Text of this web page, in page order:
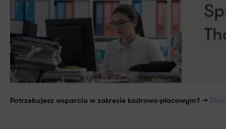
Potrzebujesz wsparcia w zakresie kadrowo-płacowym? >>